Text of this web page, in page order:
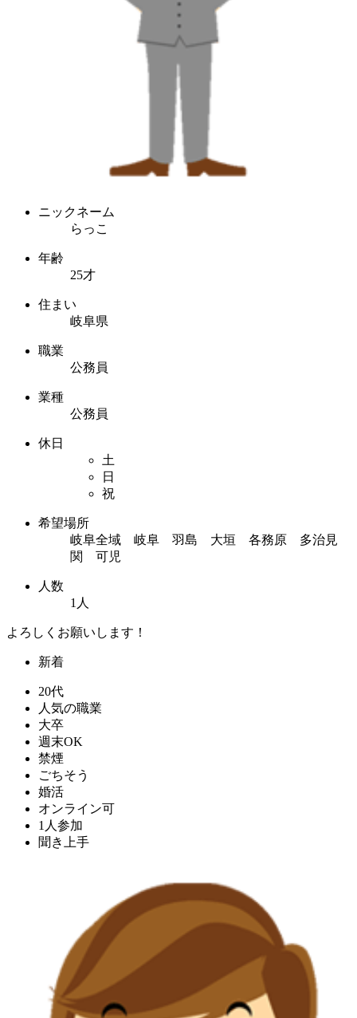
ニックネーム
らっこ
年齢
25才
住まい
岐阜県
職業
公務員
業種
公務員
休日
土
日
祝
希望場所
岐阜全域 岐阜 羽島 大垣 各務原 多治見
関 可児
人数
1人
よろしくお願いします！
新着
20代
人気の職業
大卒
週末OK
禁煙
ごちそう
婚活
オンライン可
1人参加
聞き上手